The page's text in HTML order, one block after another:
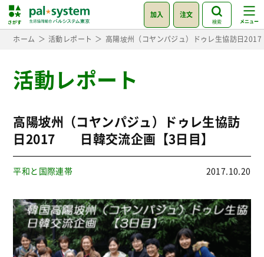
加入 注文
検索
ホーム 活動レポート 高陽坡州（コヤンパジュ）ドゥレ生協訪日
活動レポート
高陽坡州（コヤンパジュ）ドゥレ生協訪
日2017 日韓交流企画【3日目】
平和と国際連帯 2017.10.20